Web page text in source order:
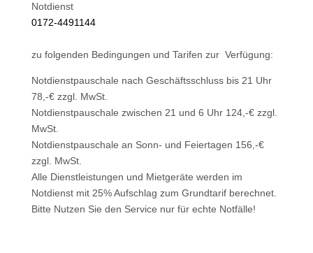
Notdienst
0172-4491144
zu folgenden Bedingungen und Tarifen zur Verfügung:
Notdienstpauschale nach Geschäftsschluss bis 21 Uhr
78,-€ zzgl. MwSt.
Notdienstpauschale zwischen 21 und 6 Uhr 124,-€ zzgl.
MwSt.
Notdienstpauschale an Sonn- und Feiertagen 156,-€
zzgl. MwSt.
Alle Dienstleistungen und Mietgeräte werden im
Notdienst mit 25% Aufschlag zum Grundtarif berechnet.
Bitte Nutzen Sie den Service nur für echte Notfälle!